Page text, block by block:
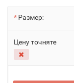
Размер:
Цену точняте